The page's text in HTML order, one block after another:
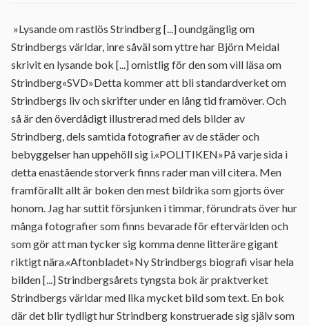
»Lysande om rastlös Strindberg [...] oundgänglig om
Strindbergs världar, inre såväl som yttre har Björn Meidal
skrivit en lysande bok [...] omistlig för den som vill läsa om
Strindberg«SVD»Detta kommer att bli standardverket om
Strindbergs liv och skrifter under en lång tid framöver. Och
så är den överdådigt illustrerad med dels bilder av
Strindberg, dels samtida fotografier av de städer och
bebyggelser han uppehöll sig i.«POLITIKEN»På varje sida i
detta enastående storverk finns rader man vill citera. Men
framförallt allt är boken den mest bildrika som gjorts över
honom. Jag har suttit försjunken i timmar, förundrats över hur
många fotografier som finns bevarade för eftervärlden och
som gör att man tycker sig komma denne litteräre gigant
riktigt nära.«Aftonbladet»Ny Strindbergs biografi visar hela
bilden [...] Strindbergsårets tyngsta bok är praktverket
Strindbergs världar med lika mycket bild som text. En bok
där det blir tydligt hur Strindberg konstruerade sig själv som